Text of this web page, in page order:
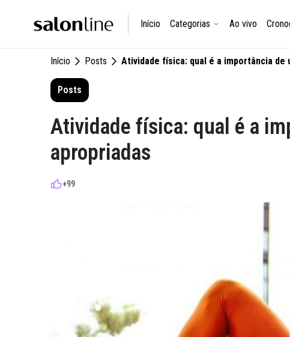
Início Categorias Ao vivo
Início Posts Atividade física: qual é a importância de
Posts
Atividade física: qual é a
apropriadas
+99